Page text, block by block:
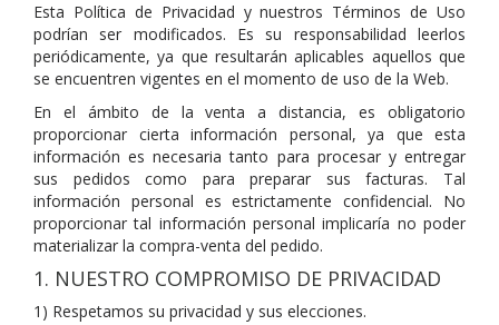
Esta Política de Privacidad y nuestros Términos de Uso
podrían ser modificados. Es su responsabilidad leerlos
periódicamente, ya que resultarán aplicables aquellos que
se encuentren vigentes en el momento de uso de la Web.
En el ámbito de la venta a distancia, es obligatorio
proporcionar cierta información personal, ya que esta
información es necesaria tanto para procesar y entregar
sus pedidos como para preparar sus facturas. Tal
información personal es estrictamente confidencial. No
proporcionar tal información personal implicaría no poder
materializar la compra-venta del pedido.
1. NUESTRO COMPROMISO DE PRIVACIDAD
1) Respetamos su privacidad y sus elecciones.